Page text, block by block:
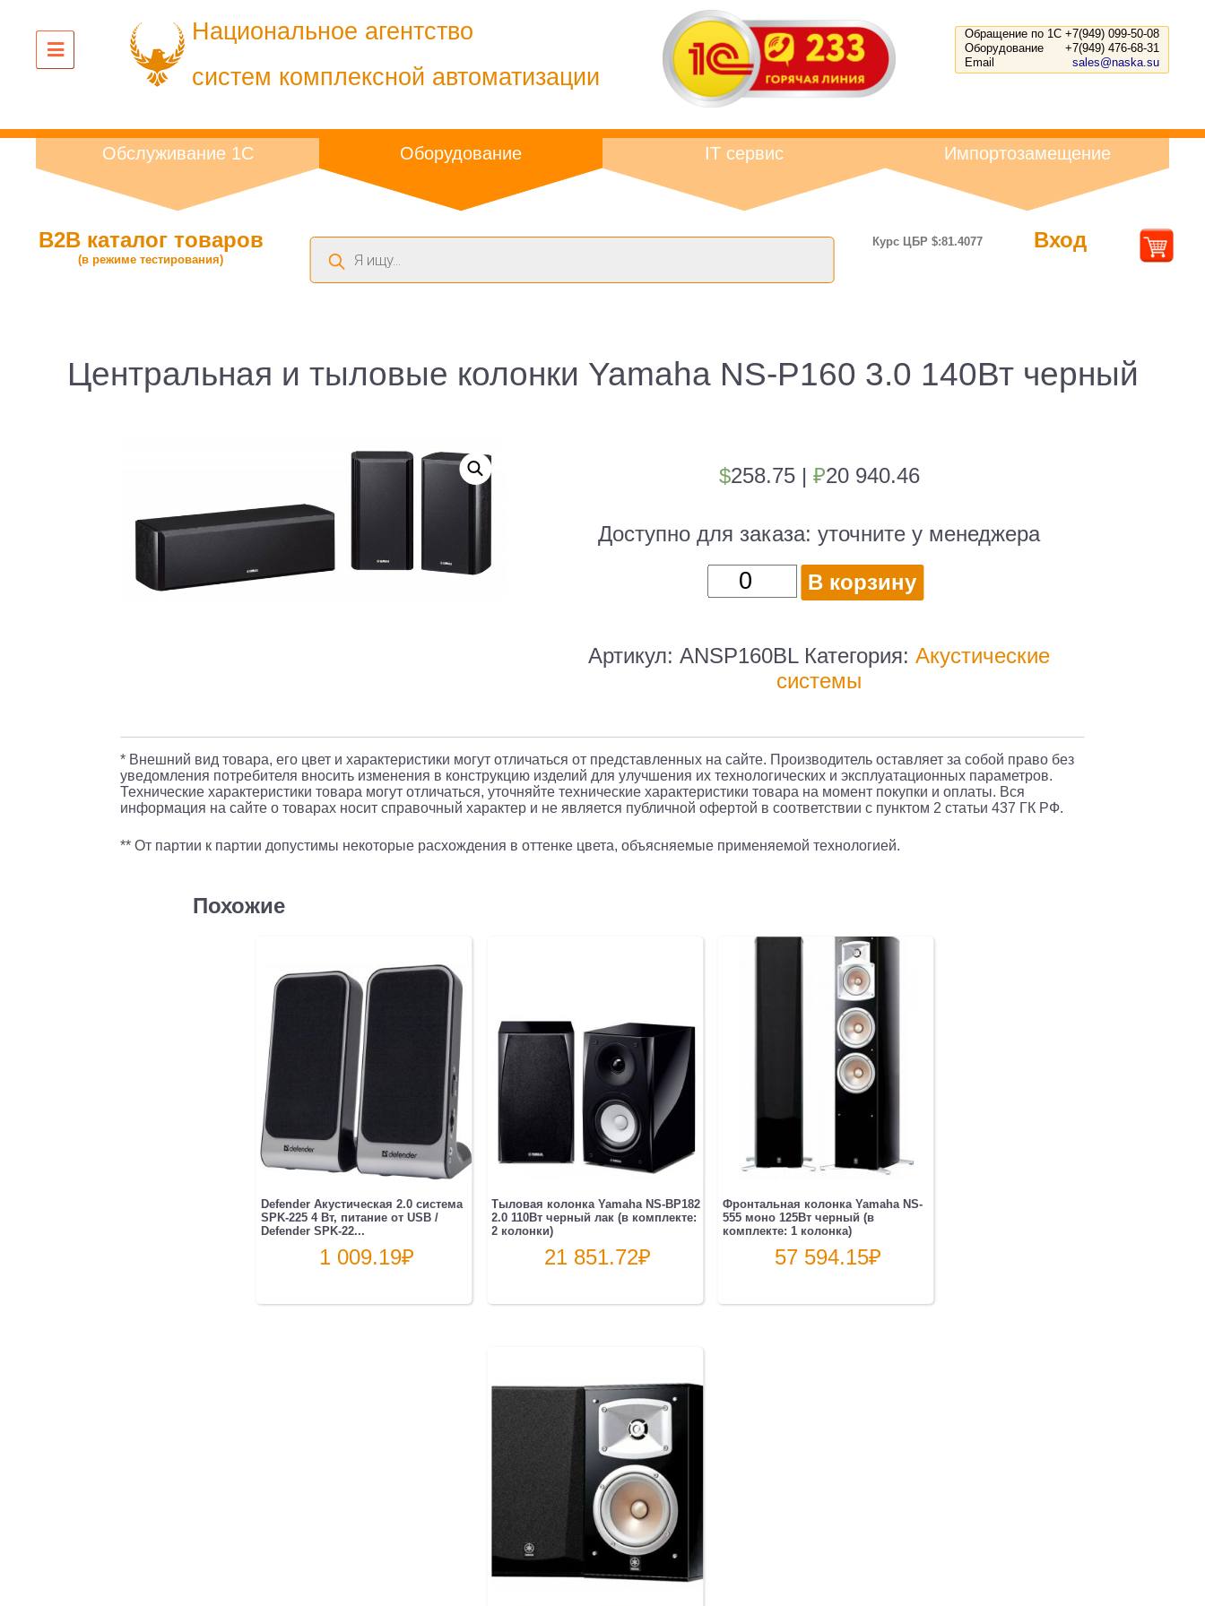
Национальное агентство
систем комплексной автоматизации
Обращение по 1С +7(949) 099-50-08
Оборудование
+7(949) 476-68-31
Email
sales@naska.su
Обслуживание 1С Оборудование IT сервис Импортозамещение
B2B каталог товаров
(в режиме тестирования)
Поиск
товаров
Курс ЦБР $:81.4077 Вход
Центральная и тыловые колонки Yamaha NS-P160 3.0 140Вт черный
$258.75 | ₽20 940.46
Доступно для заказа:уточните у менеджера
Количество
товара
и
тыловые
NS-
P160
3.0
черный
В корзину
Артикул:ANSP160BL Категория:Акустические
системы
* Внешний вид товара, его цвет и характеристики могут отличаться от представленных на сайте. Производитель оставляет за собой право без
уведомления потребителя вносить изменения в конструкцию изделий для улучшения их технологических и эксплуатационных параметров.
Технические характеристики товара могут отличаться, уточняйте технические характеристики товара на момент покупки и оплаты. Вся
информация на сайте о товарах носит справочный характер и не является публичной офертой в соответствии с пунктом 2 статьи 437 ГК РФ.
** От партии к партии допустимы некоторые расхождения в оттенке цвета, объясняемые применяемой технологией.
Похожие
Defender Акустическая 2.0 система
SPK-225 4 Вт, питание от USB /
Defender SPK-22...
1 009.19₽
Тыловая колонка Yamaha NS-BP182
2.0 110Вт черный лак (в комплекте:
2 колонки)
21 851.72₽
Фронтальная колонка Yamaha NS-
555 моно 125Вт черный (в
комплекте: 1 колонка)
57 594.15₽